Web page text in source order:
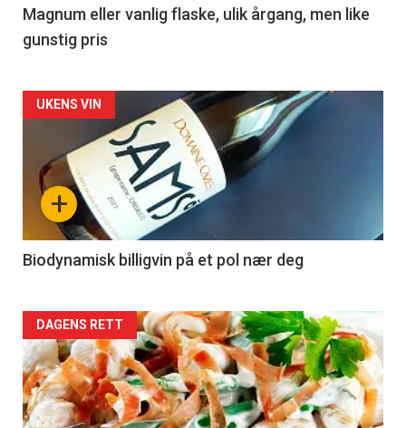
3
Magnum eller vanlig flaske, ulik årgang, men like
gunstig pris
Forsiden
akkurat
nå
4
+
UKENS VIN
Biodynamisk billigvin på et pol nær deg
Forsiden
akkurat
nå
DAGENS RETT